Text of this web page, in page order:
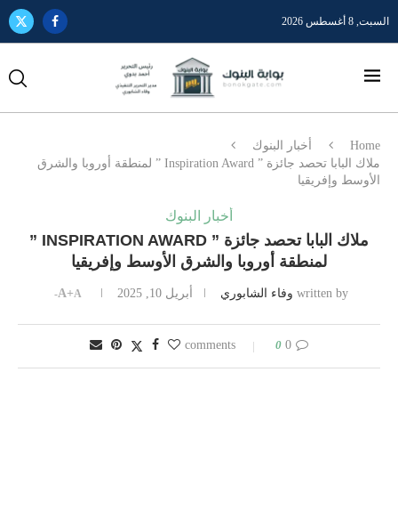
السبت, 8 أغسطس 2026
Home
أخبار البنوك
ملاك البابا تحصد جائزة ” Inspiration Award ” لمنطقة أوروبا والشرق
الأوسط وإفريقيا
أخبار البنوك
ملاك البابا تحصد جائزة ” INSPIRATION AWARD ”
لمنطقة أوروبا والشرق الأوسط وإفريقيا
written by وفاء الشابوري أبريل 10, 2025 A+A-
0 comments
0